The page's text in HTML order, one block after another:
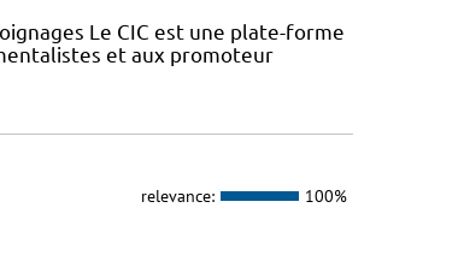
Le CIC est une plate-forme
et aux promoteur
relevance: 100%